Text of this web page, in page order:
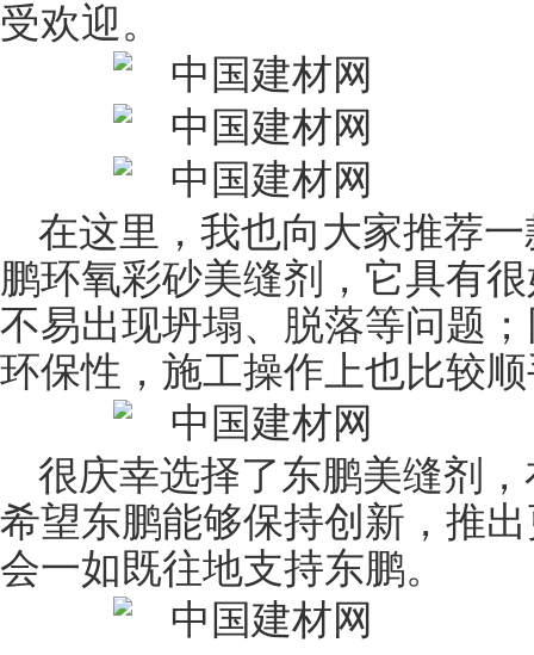
受欢迎。
在这里，我也向大家推荐
鹏环氧彩砂美缝剂，它具有
不易出现坍塌、脱落等问题
环保性，施工操作上也比较
很庆幸选择了东鹏美缝剂
希望东鹏能够保持创新，推
会一如既往地支持东鹏。